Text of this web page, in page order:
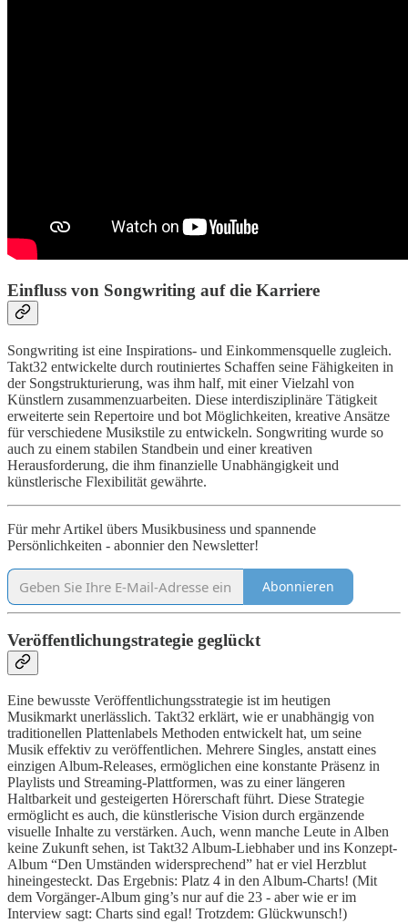
Einfluss von Songwriting auf die Karriere
Songwriting ist eine Inspirations- und Einkommensquelle zugleich.
Takt32 entwickelte durch routiniertes Schaffen seine Fähigkeiten in
der Songstrukturierung, was ihm half, mit einer Vielzahl von
Künstlern zusammenzuarbeiten. Diese interdisziplinäre Tätigkeit
erweiterte sein Repertoire und bot Möglichkeiten, kreative Ansätze
für verschiedene Musikstile zu entwickeln. Songwriting wurde so
auch zu einem stabilen Standbein und einer kreativen
Herausforderung, die ihm finanzielle Unabhängigkeit und
künstlerische Flexibilität gewährte.
Für mehr Artikel übers Musikbusiness und spannende
Persönlichkeiten - abonnier den Newsletter!
Abonnieren
Veröffentlichungstrategie geglückt
Eine bewusste Veröffentlichungsstrategie ist im heutigen
Musikmarkt unerlässlich. Takt32 erklärt, wie er unabhängig von
traditionellen Plattenlabels Methoden entwickelt hat, um seine
Musik effektiv zu veröffentlichen. Mehrere Singles, anstatt eines
einzigen Album-Releases, ermöglichen eine konstante Präsenz in
Playlists und Streaming-Plattformen, was zu einer längeren
Haltbarkeit und gesteigerten Hörerschaft führt. Diese Strategie
ermöglicht es auch, die künstlerische Vision durch ergänzende
visuelle Inhalte zu verstärken. Auch, wenn manche Leute in Alben
keine Zukunft sehen, ist Takt32 Album-Liebhaber und ins Konzept-
Album “Den Umständen widersprechend” hat er viel Herzblut
hineingesteckt. Das Ergebnis: Platz 4 in den Album-Charts! (Mit
dem Vorgänger-Album ging’s nur auf die 23 - aber wie er im
Interview sagt: Charts sind egal! Trotzdem: Glückwunsch!)